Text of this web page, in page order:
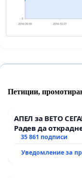
0
2016-09-05 2016-10-07
Петиции,
АПЕЛ за ВЕТО
Радев да
тъмното
35 861 подписи
Уведомление за